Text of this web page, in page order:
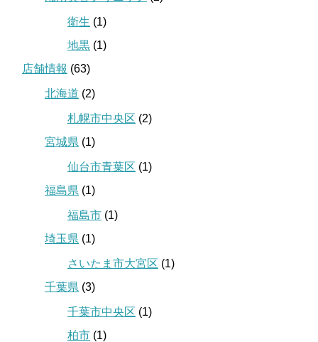
衛生 (1)
地黒 (1)
店舗情報 (63)
北海道 (2)
札幌市中央区 (2)
宮城県 (1)
仙台市青葉区 (1)
福島県 (1)
福島市 (1)
埼玉県 (1)
さいたま市大宮区 (1)
千葉県 (3)
千葉市中央区 (1)
柏市 (1)